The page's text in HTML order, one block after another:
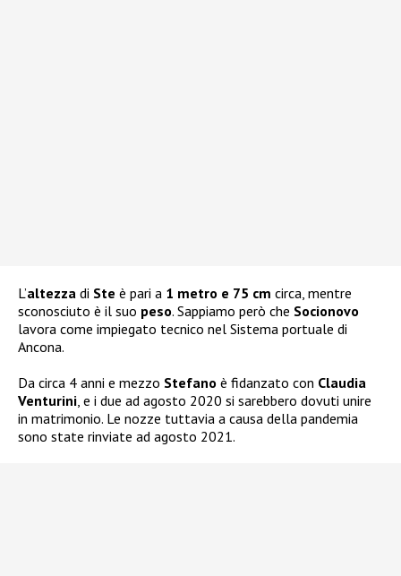
L’altezza di Ste è pari a 1 metro e 75 cm circa, mentre
sconosciuto è il suo peso. Sappiamo però che Socionovo
lavora come impiegato tecnico nel Sistema portuale di
Ancona.
Da circa 4 anni e mezzo Stefano è fidanzato con Claudia
Venturini, e i due ad agosto 2020 si sarebbero dovuti unire
in matrimonio. Le nozze tuttavia a causa della pandemia
sono state rinviate ad agosto 2021.